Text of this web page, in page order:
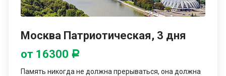
гражданского долга и конституционных обязанностей по
защите интересов Родины.
истории России, её вооруженных сил.
Определите, какие музеи и выставки вы хотите посетить, а мы
Москва Патриотическая, 3 дня
от 16300 Р
Память никогда не должна прерываться, она должна